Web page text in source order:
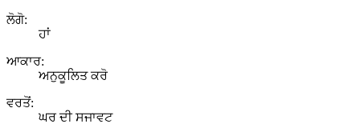
ਲੋਗੋ:
ਹਾਂ
ਆਕਾਰ:
ਅਨੁਕੂਲਿਤ ਕਰੋ
ਵਰਤੋਂ:
ਘਰ ਦੀ ਸਜਾਵਟ